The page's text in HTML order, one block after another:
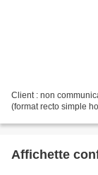
Client : non
(format recto simple
Affichette